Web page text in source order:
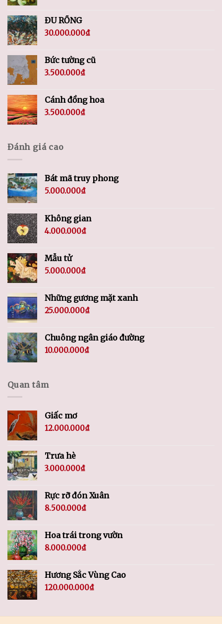
ĐU RỒNG
30.000.000₫
Bức tường cũ
3.500.000₫
Cánh đồng hoa
3.500.000₫
Đánh giá cao
Bát mã truy phong
5.000.000₫
Không gian
4.000.000₫
Mẫu tử
5.000.000₫
Những gương mặt xanh
25.000.000₫
Chuông ngân giáo đường
10.000.000₫
Quan tâm
Giấc mơ
12.000.000₫
Trưa hè
3.000.000₫
Rực rỡ đón Xuân
8.500.000₫
Hoa trái trong vườn
8.000.000₫
Hương Sắc Vùng Cao
120.000.000₫